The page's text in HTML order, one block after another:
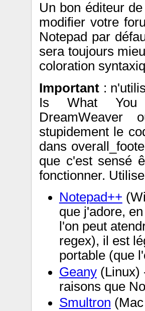
Un bon éditeur
modifier votre
Notepad par
sera toujours
coloration
Important:
Is What You
stupidement le
dans
que c'est sensé
fonctionner.
Notepad++
que j'adore,
l'on peut
regex), il est
portable (que
Geany(Linux)
raisons que
Smultron